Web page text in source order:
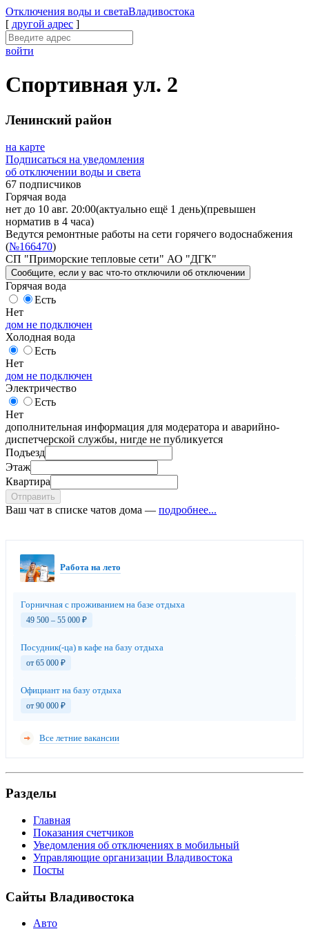
Отключения воды и светаВладивостока
[ другой адрес ]
войти
Спортивная ул. 2
Ленинский район
на карте
Подписаться на уведомления
об отключении воды и света
67 подписчиков
Горячая вода
нет до 10 авг. 20:00(актуально ещё 1 день)(превышен
норматив в 4 часа)
Ведутся ремонтные работы на сети горячего водоснабжения
(№166470)
СП "Приморские тепловые сети" АО "ДГК"
Сообщите , если у вас что-то отключили об отключении
Горячая вода
Есть
Нет
дом не подключен
Холодная вода
Есть
Нет
дом не подключен
Электричество
Есть
Нет
дополнительная информация для модератора и аварийно-
диспетчерской службы, нигде не публикуется
Подъезд
Этаж
Квартира
Отправить
Ваш чат в списке чатов дома — подробнее...
Работа на лето
Горничная с проживанием на базе отдыха
49 500 – 55 000 ₽
Посудник(-ца) в кафе на базу отдыха
от 65 000 ₽
Официант на базу отдыха
от 90 000 ₽
Все летние вакансии
Разделы
Главная
Показания счетчиков
Уведомления об отключениях в мобильный
Управляющие организации Владивостока
Посты
Сайты Владивостока
Авто